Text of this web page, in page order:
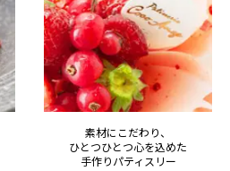
素材にこだわり、
ひとつひとつ心を込めた
手作りパティスリー